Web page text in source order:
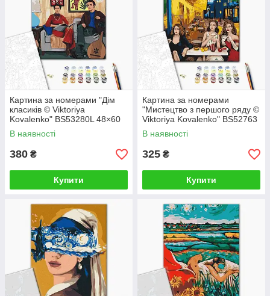
Картина за номерами "Дім
класиків © Viktoriya
Kovalenko" BS53280L 48×60
см
В наявності
380 ₴
Купити
Картина за номерами
"Мистецтво з першого ряду ©
Viktoriya Kovalenko" BS52763
40×50 см
В наявності
325 ₴
Купити